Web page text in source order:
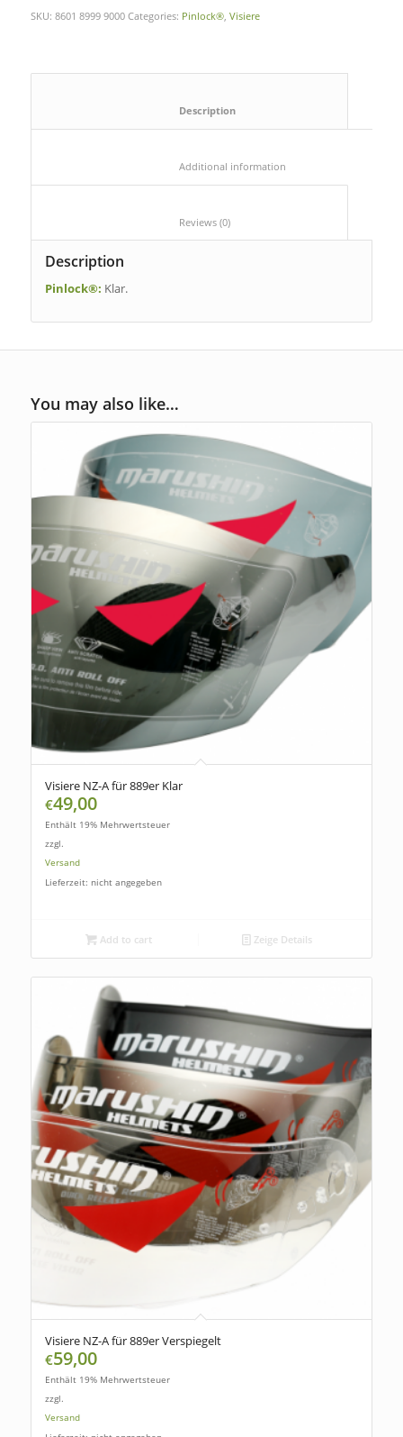
SKU: 8601 8999 9000 Categories: Pinlock®, Visiere
						Description
						Reviews (0)
Description
Pinlock®: Klar.
You may also like…
Visiere NZ-A für 889er Klar
€49,00
Enthält 19% Mehrwertsteuer
zzgl.
Versand
Lieferzeit: nicht angegeben
Add to cart Zeige Details
Visiere NZ-A für 889er Verspiegelt
€59,00
Enthält 19% Mehrwertsteuer
zzgl.
Versand